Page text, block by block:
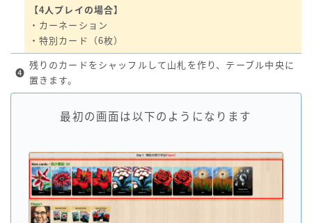
【4人プレイの場合】
・カーネーション
・特別カード（6枚）
❹
残りのカードをシャッフルして山札を作り、テーブル中央に
置きます。
最初の画面は以下のようになります